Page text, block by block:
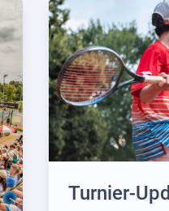
Turnier-